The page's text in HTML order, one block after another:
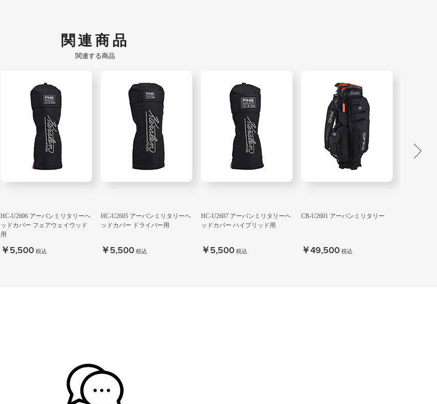
関連商品
関連する商品
HC-U2606 アーバンミリタリーヘ
ッドカバー フェアウェイウッド
用
￥5,500税込
HC-U2605 アーバンミリタリーヘ
ッドカバー ドライバー用
￥5,500税込
HC-U2607 アーバンミリタリーヘ
ッドカバー ハイブリッド用
￥5,500税込
CB-U2601 アーバンミリタリー
￥49,500税込